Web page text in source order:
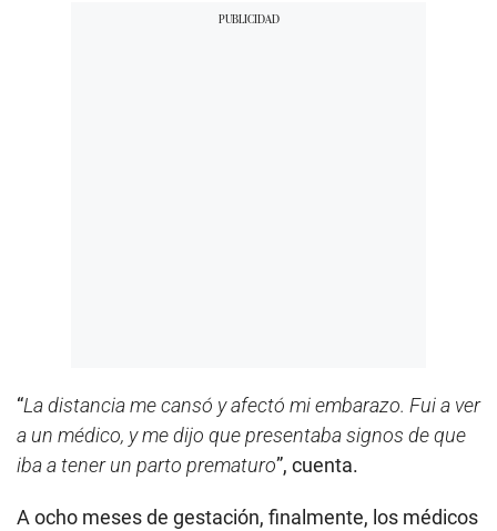
“La distancia me cansó y afectó mi embarazo. Fui a ver
a un médico, y me dijo que presentaba signos de que
iba a tener un parto prematuro”, cuenta.
A ocho meses de gestación, finalmente, los médicos